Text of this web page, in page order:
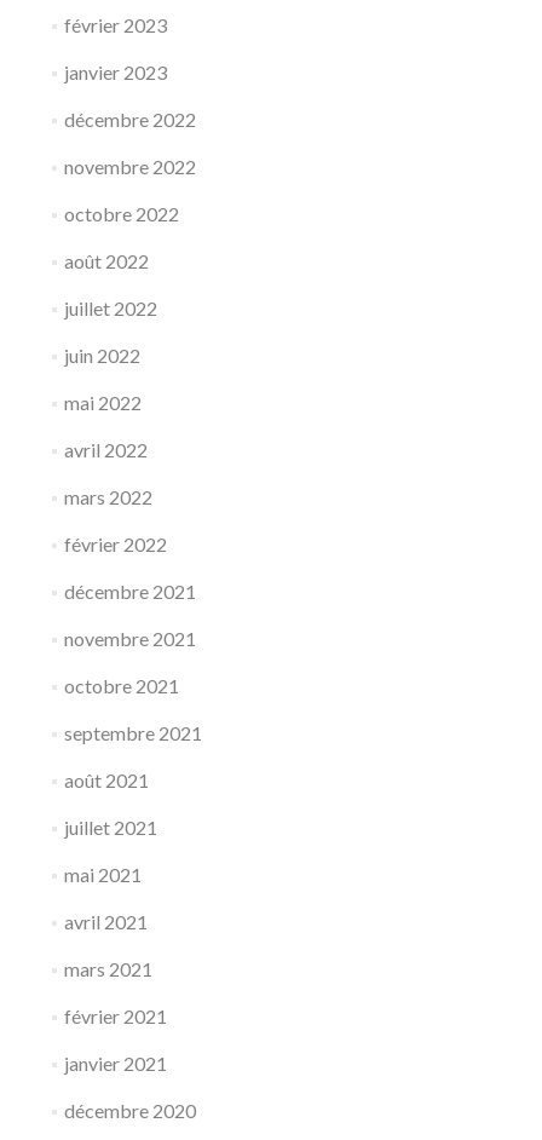
février 2023
janvier 2023
décembre 2022
novembre 2022
octobre 2022
août 2022
juillet 2022
juin 2022
mai 2022
avril 2022
mars 2022
février 2022
décembre 2021
novembre 2021
octobre 2021
septembre 2021
août 2021
juillet 2021
mai 2021
avril 2021
mars 2021
février 2021
janvier 2021
décembre 2020